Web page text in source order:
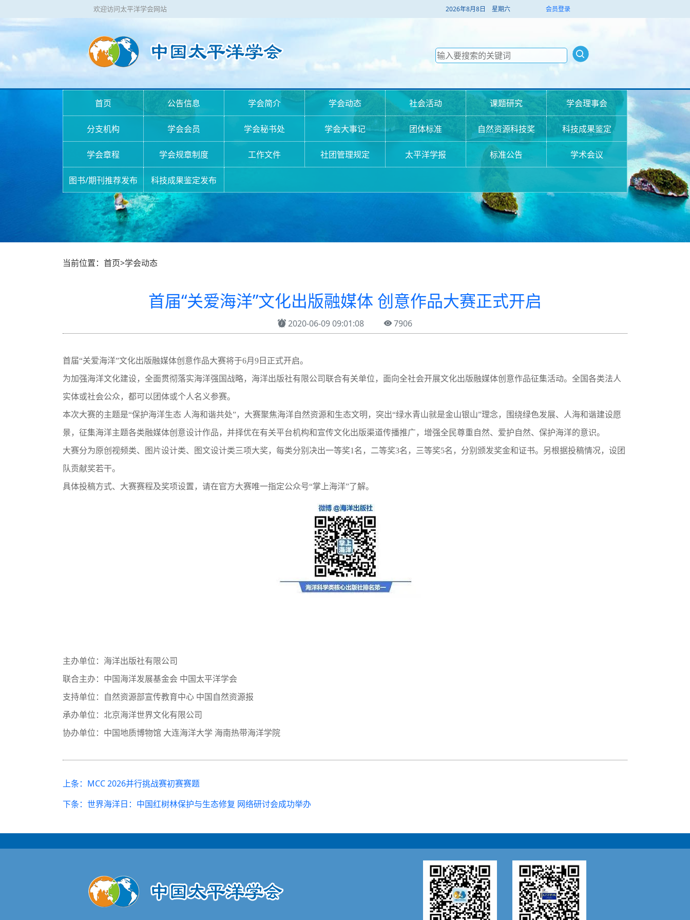
欢迎访问太平洋学会网站 2026年8月8日 星期六 会员登录
首页 公告信息 学会简介 学会动态 社会活动 课题研究 学会理事会
分支机构 学会会员 学会秘书处 学会大事记 团体标准 自然资源科技奖 科技成果鉴定
学会章程 学会规章制度 工作文件 社团管理规定 太平洋学报 标准公告 学术会议
图书/期刊推荐发布 科技成果鉴定发布
当前位置：首页>学会动态
首届“关爱海洋”文化出版融媒体 创意作品大赛正式开启
2020-06-09 09:01:08 7906
首届“关爱海洋”文化出版融媒体创意作品大赛将于6月9日正式开启。
为加强海洋文化建设，全面贯彻落实海洋强国战略，海洋出版社有限公司联合有关单位，面向全社会开展文化出版融媒体创意作品征集活动。全国各类法人
实体或社会公众，都可以团体或个人名义参赛。
本次大赛的主题是“保护海洋生态 人海和谐共处”，大赛聚焦海洋自然资源和生态文明，突出“绿水青山就是金山银山”理念，围绕绿色发展、人海和谐建设愿
景，征集海洋主题各类融媒体创意设计作品，并择优在有关平台机构和宣传文化出版渠道传播推广，增强全民尊重自然、爱护自然、保护海洋的意识。
大赛分为原创视频类、图片设计类、图文设计类三项大奖，每类分别决出一等奖1名，二等奖3名，三等奖5名，分别颁发奖金和证书。另根据投稿情况，设团
队贡献奖若干。
具体投稿方式、大赛赛程及奖项设置，请在官方大赛唯一指定公众号“掌上海洋”了解。
主办单位：海洋出版社有限公司
联合主办：中国海洋发展基金会 中国太平洋学会
支持单位：自然资源部宣传教育中心 中国自然资源报
承办单位：北京海洋世界文化有限公司
协办单位：中国地质博物馆 大连海洋大学 海南热带海洋学院
上条：MCC 2026并行挑战赛初赛赛题
下条：世界海洋日：中国红树林保护与生态修复 网络研讨会成功举办